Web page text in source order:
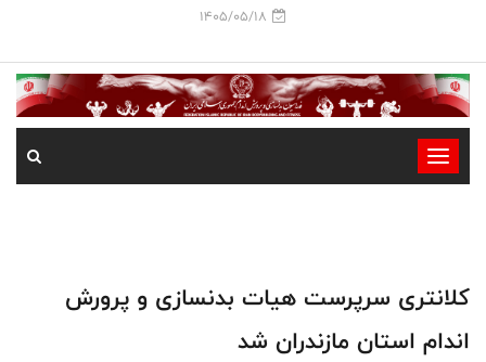
1405/05/18
-
-
-
-
کلانتری سرپرست هیات بدنسازی و پرورش
اندام استان مازندران شد